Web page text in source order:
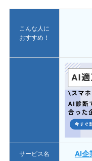
こんな人に
おすすめ！
サービス名 AI企